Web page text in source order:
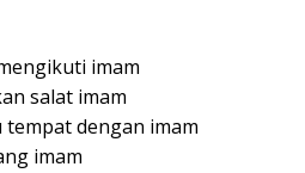
imam
salat imam
tempat dengan imam
imam